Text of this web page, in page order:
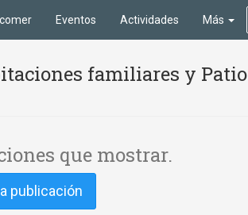
Eventos Actividades Más
familiares y Patio
que mostrar.
publicación